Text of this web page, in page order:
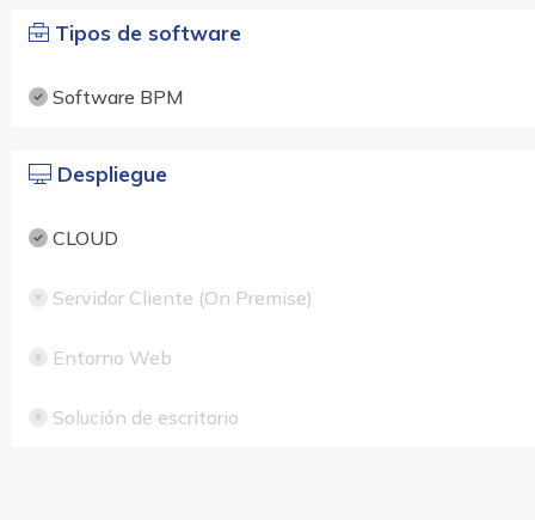
Tipos de software
Software BPM
Despliegue
CLOUD
Servidor Cliente (On Premise)
Entorno Web
Solución de escritorio